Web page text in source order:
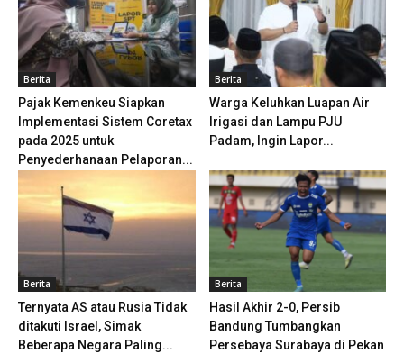
Berita
Pajak Kemenkeu Siapkan
Implementasi Sistem Coretax
pada 2025 untuk
Penyederhanaan Pelaporan...
Berita
Warga Keluhkan Luapan Air
Irigasi dan Lampu PJU
Padam, Ingin Lapor...
Berita
Ternyata AS atau Rusia Tidak
ditakuti Israel, Simak
Beberapa Negara Paling...
Berita
Hasil Akhir 2-0, Persib
Bandung Tumbangkan
Persebaya Surabaya di Pekan